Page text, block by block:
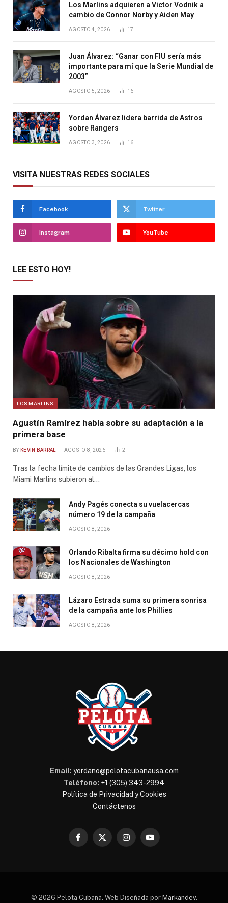
Los Marlins adquieren a Victor Vodnik a
cambio de Connor Norby y Aiden May
AGOSTO 4, 2026 17
Juan Álvarez: “Ganar con FIU sería más
importante para mí que la Serie Mundial de
2003”
AGOSTO 5, 2026 16
Yordan Álvarez lidera barrida de Astros
sobre Rangers
AGOSTO 3, 2026 16
VISITA NUESTRAS REDES SOCIALES
Facebook Twitter
Instagram YouTube
LEE ESTO HOY!
LOS MARLINS
Agustín Ramírez habla sobre su adaptación a la
primera base
BY KEVIN BARRAL AGOSTO 8, 2026 2
Tras la fecha límite de cambios de las Grandes Ligas, los
Miami Marlins subieron al…
Andy Pagés conecta su vuelacercas
número 19 de la campaña
AGOSTO 8, 2026
Orlando Ribalta firma su décimo hold con
los Nacionales de Washington
AGOSTO 8, 2026
Lázaro Estrada suma su primera sonrisa
de la campaña ante los Phillies
AGOSTO 8, 2026
Email: yordano@pelotacubanausa.com
Teléfono: +1 (305) 343-2994
Política de Privacidad y Cookies
Contáctenos
Facebook
X
InstagramYouTube
© 2026 Pelota Cubana. Web Diseñada por Markandev.